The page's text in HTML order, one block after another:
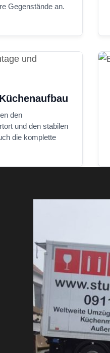
Gegenstände an.
den
und den stabilen
die komplette